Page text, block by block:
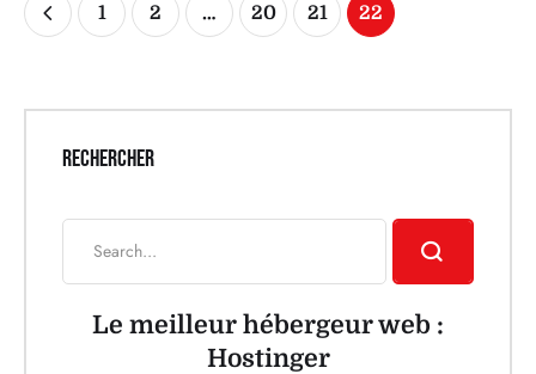
1 2 … 20 21 22
RECHERCHER
Le meilleur hébergeur web :
Hostinger